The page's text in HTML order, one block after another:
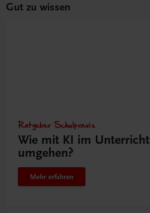
Gut zu wissen
Ratgeber Schulpraxis
Wie mit KI im Unterricht
umgehen?
Mehr erfahren